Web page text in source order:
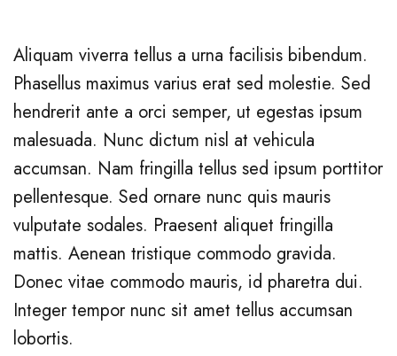
Aliquam viverra tellus a urna facilisis bibendum.
Phasellus maximus varius erat sed molestie. Sed
hendrerit ante a orci semper, ut egestas ipsum
malesuada. Nunc dictum nisl at vehicula
accumsan. Nam fringilla tellus sed ipsum porttitor
pellentesque. Sed ornare nunc quis mauris
vulputate sodales. Praesent aliquet fringilla
mattis. Aenean tristique commodo gravida.
Donec vitae commodo mauris, id pharetra dui.
Integer tempor nunc sit amet tellus accumsan
lobortis.